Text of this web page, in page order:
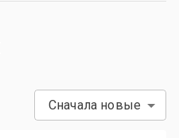
Сначала новые